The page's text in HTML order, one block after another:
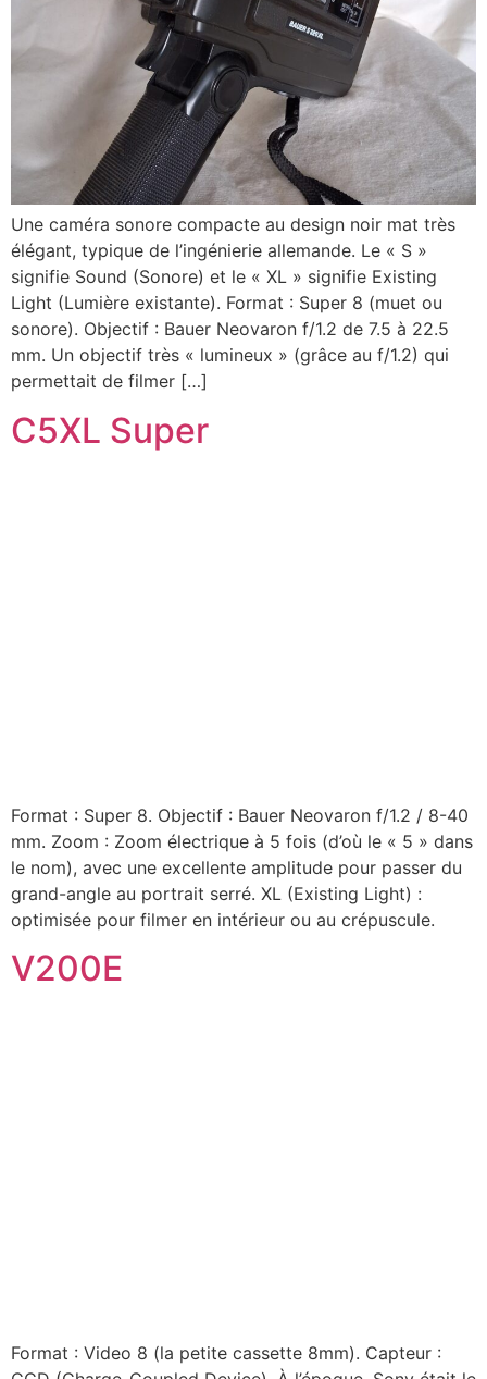
Une caméra sonore compacte au design noir mat très
élégant, typique de l’ingénierie allemande. Le « S »
signifie Sound (Sonore) et le « XL » signifie Existing
Light (Lumière existante). Format : Super 8 (muet ou
sonore). Objectif : Bauer Neovaron f/1.2 de 7.5 à 22.5
mm. Un objectif très « lumineux » (grâce au f/1.2) qui
permettait de filmer […]
C5XL Super
Format : Super 8. Objectif : Bauer Neovaron f/1.2 / 8-40
mm. Zoom : Zoom électrique à 5 fois (d’où le « 5 » dans
le nom), avec une excellente amplitude pour passer du
grand-angle au portrait serré. XL (Existing Light) :
optimisée pour filmer en intérieur ou au crépuscule.
V200E
Format : Video 8 (la petite cassette 8mm). Capteur :